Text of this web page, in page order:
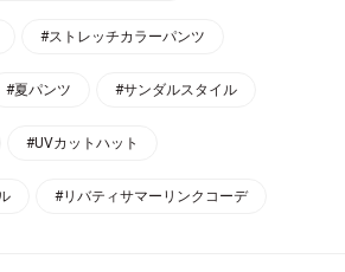
#ストレッチカラーパンツ
#夏パンツ #サンダルスタイル
#UVカットハット
#リバティサマーリンクコーデ